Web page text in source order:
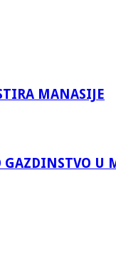
MANASIJE
GAZDINSTVO U